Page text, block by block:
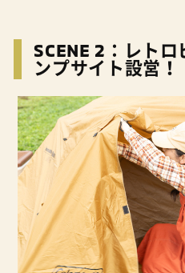
SCENE 2：レト
ンプサイト設営！